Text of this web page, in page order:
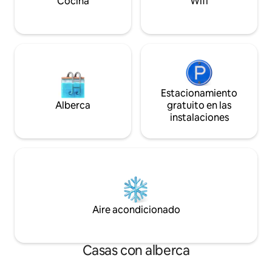
Alberca
Estacionamiento
gratuito en las
instalaciones
Aire acondicionado
Casas con alberca